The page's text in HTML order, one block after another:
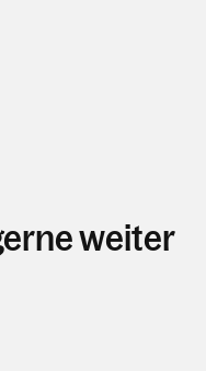
weiter